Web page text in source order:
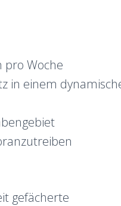
pro Woche
in einem
gefächerte